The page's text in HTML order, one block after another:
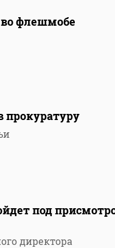
во флешмобе
прокуратуру
под
директора